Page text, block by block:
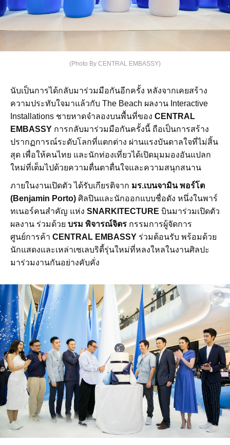
(Photo By CENTRAL EMBASSY)
นับเป็นการได้กลับมาร่วมมือกันอีกครั้ง หลังจากเคยสร้าง
ความประทับใจมาแล้วกับ The Beach ผลงาน Interactive
Installations ชายหาดจำลองบนพื้นที่ของ CENTRAL
EMBASSY การกลับมาร่วมมือกันครั้งนี้ ถือเป็นการสร้าง
ปรากฏการณ์ระดับโลกที่แตกต่าง ผ่านแรงบันดาลใจที่ไม่สิ้น
สุด เพื่อให้คนไทย และนักท่องเที่ยวได้เปิดมุมมองอันแปลก
ใหม่ที่เต็มไปด้วยความตื่นตาตื่นใจและความสนุกสนาน
ภายในงานเปิดตัว ได้รับเกียรติจาก มร.เบนจามิน พอร์โต
(Benjamin Porto) ศิลปินและนักออกแบบชื่อดัง หนึ่งในพาร์
ทเนอร์คนสำคัญ แห่ง SNARKITECTURE บินมาร่วมเปิดตัว
ผลงาน ร่วมด้วย บรม พิจารณ์จิตร กรรมการผู้จัดการ
ศูนย์การค้า CENTRAL EMBASSY ร่วมต้อนรับ พร้อมด้วย
นักแสดงและเหล่าเซเลบริตี้รุ่นใหม่ที่หลงใหลในงานศิลปะ
มาร่วมงานกันอย่างคับคั่ง